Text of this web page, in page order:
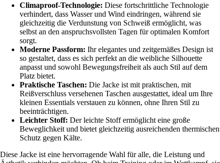
Climaproof-Technologie: Diese fortschrittliche Technologie
verhindert, dass Wasser und Wind eindringen, während sie
gleichzeitig die Verdunstung von Schweiß ermöglicht, was
selbst an den anspruchsvollsten Tagen für optimalen Komfort
sorgt.
Moderne Passform: Ihr elegantes und zeitgemäßes Design ist
so gestaltet, dass es sich perfekt an die weibliche Silhouette
anpasst und sowohl Bewegungsfreiheit als auch Stil auf dem
Platz bietet.
Praktische Taschen: Die Jacke ist mit praktischen, mit
Reißverschluss versehenen Taschen ausgestattet, ideal um Ihre
kleinen Essentials verstauen zu können, ohne Ihren Stil zu
beeinträchtigen.
Leichter Stoff: Der leichte Stoff ermöglicht eine große
Beweglichkeit und bietet gleichzeitig ausreichenden thermischen
Schutz gegen Kälte.
Diese Jacke ist eine hervorragende Wahl für alle, die Leistung und